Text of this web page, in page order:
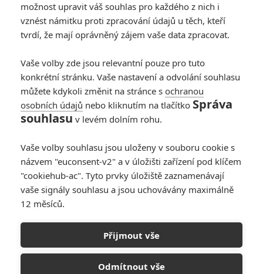
duchů
původní film, se Krotitelé duchů
vracejí, aby se ve zcela nové
podobě představili současné
divácké generaci. Režisér Paul
Feig kombinuje známé prvky boje
s nadpřirozenými bytostmi, díky
týmem, složeným z těch nejlepších komediálních herců
současnosti. Připravte se na letní podívanou, během které
společně zachrání svět! Datum české a slovenské premiéry je
stanoveno na 28. 7. 2016.
Galerie k filmu Krotitelé
duchů
možnost upravit váš souhlas pro každého z nich i
vznést námitku proti zpracování údajů u těch, kteří
tvrdí, že mají oprávněný zájem vaše data zpracovat.
Vaše volby zde jsou relevantní pouze pro tuto
konkrétní stránku. Vaše nastavení a odvolání souhlasu
můžete kdykoli změnit na stránce s ochranou
osobních údajů nebo kliknutím na tlačítko Správa
souhlasu v levém dolním rohu.
Vaše volby souhlasu jsou uloženy v souboru cookie s
názvem "euconsent-v2" a v úložišti zařízení pod klíčem
"cookiehub-ac". Tyto prvky úložiště zaznamenávají
vaše signály souhlasu a jsou uchovávány maximálně
12 měsíců.
Přijmout vše
Odmítnout vše